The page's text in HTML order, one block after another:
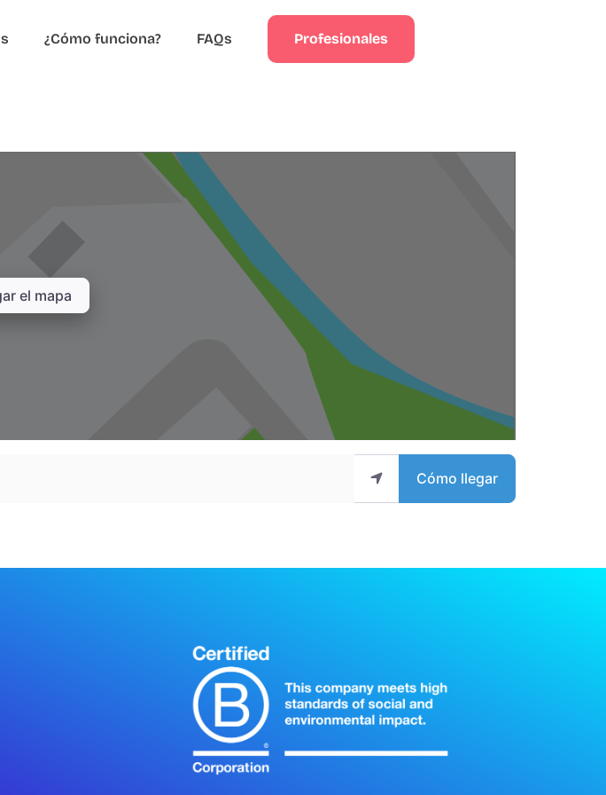
¿Cómo funciona? FAQs Profesionales
el mapa
Cómo llegar